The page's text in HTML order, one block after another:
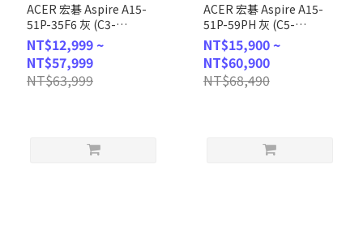
ACER 宏碁 Aspire A15-
51P-35F6 灰 (C3-
100U/8G/512G
SSD/W11H/FHD/15.6) 客
製化文書筆電
NT$12,999 ~
NT$57,999
NT$63,999
ACER 宏碁 Aspire A15-
51P-59PH 灰 (C5-
120U/8G/512G
SSD/W11/FHD/15.6) 客製
化文書筆電
NT$15,900 ~
NT$60,900
NT$68,490